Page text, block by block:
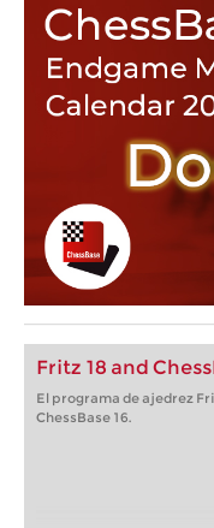
Fritz 18 and
El programa de ajedrez
ChessBase 16.